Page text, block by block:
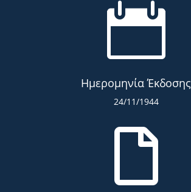

Ημερομηνία Έκδοσης
24/11/1944
